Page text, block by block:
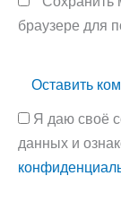
браузере для
Я даю своё
данных и